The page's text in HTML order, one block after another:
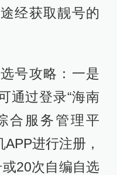
经获取靓号的
号攻略：一是
通过登录“海南
合服务管理平
APP进行注册，
20次自编自选